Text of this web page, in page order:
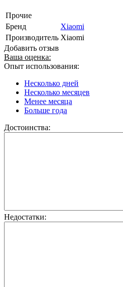
Прочие
Бренд
Xiaomi
Производитель Xiaomi
Добавить отзыв
Ваша оценка:
Опыт использования:
Несколько дней
Несколько месяцев
Менее месяца
Больше года
Достоинства:
Недостатки: